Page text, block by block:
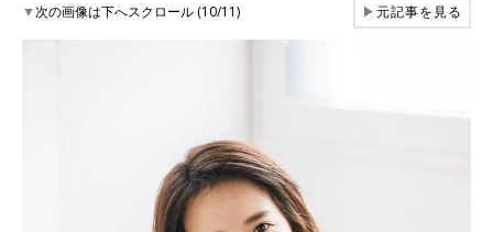
▼次の画像は下へスクロール (10/11) ▶元記事を見る